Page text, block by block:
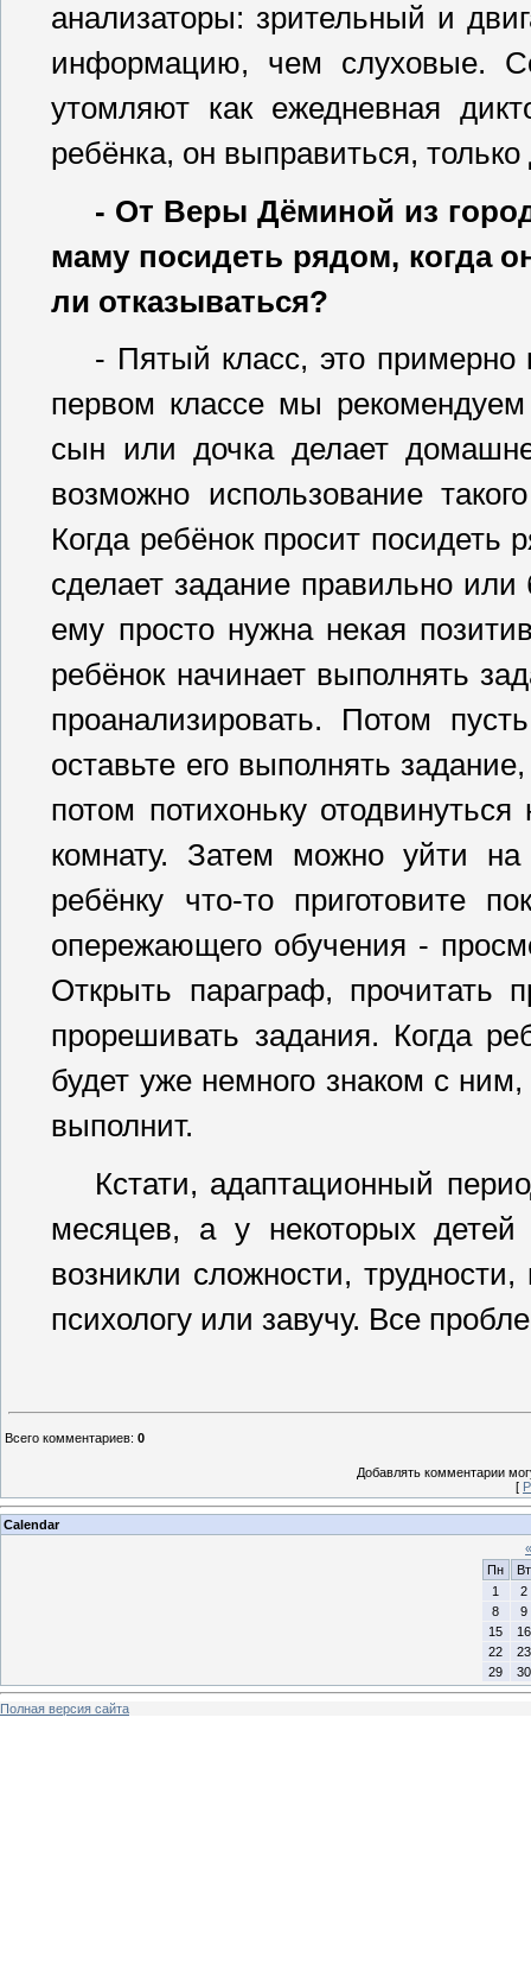
анализаторы: зрительный и
информацию, чем слуховые.
утомляют как ежедневная
ребёнка, он выправиться,
- От Веры Дёминой из
маму посидеть рядом, когда
ли отказываться?
- Пятый класс, это примерно
первом классе мы
сын или дочка делает
возможно использование
Когда ребёнок просит посидеть
сделает задание правильно или
ему просто нужна некая
ребёнок начинает выполнять
проанализировать. Потом
оставьте его выполнять
потом потихоньку
комнату. Затем можно уйти
ребёнку что-то приготовите
опережающего обучения -
Открыть параграф, прочитать
прорешивать задания. Когда
будет уже немного знаком с
выполнит.
Кстати, адаптационный
месяцев, а у некоторых
возникли сложности,
психологу или завучу. Все
Всего комментариев: 0
Добавлять комментарии
[
Calendar
«
Пн
Вт
1
2
8
9
15
16
22
23
29
30
Полная версия сайта